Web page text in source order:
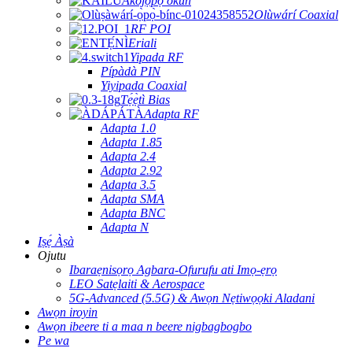
Olùwárí Coaxial
RF POI
Eriali
Yipada RF
Pípàdà PIN
Yiyipada Coaxial
Tẹ́ẹ̀tì Bias
Adapta RF
Adapta 1.0
Adapta 1.85
Adapta 2.4
Adapta 2.92
Adapta 3.5
Adapta SMA
Adapta BNC
Adapta N
Iṣẹ́ Àṣà
Ojutu
Ibaraẹnisọrọ Agbara-Ofurufu ati Imọ-ẹrọ
LEO Satẹlaiti & Aerospace
5G-Advanced (5.5G) & Awọn Nẹtiwọọki Aladani
Awọn iroyin
Awọn ibeere ti a maa n beere nigbagbogbo
Pe wa